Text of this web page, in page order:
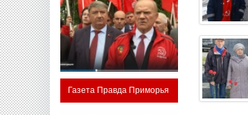
Газета Правда Приморья